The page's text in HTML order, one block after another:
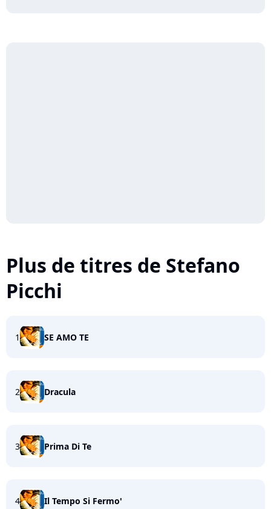
Plus de titres de Stefano
Picchi
1 SE AMO TE
2 Dracula
3 Prima Di Te
4 Il Tempo Si Fermo'